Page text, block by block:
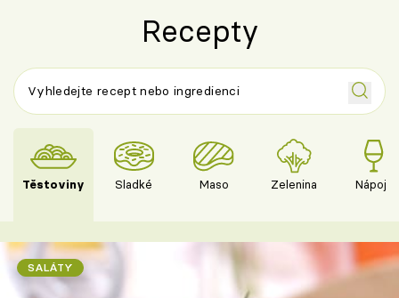
Recepty
Těstoviny Sladké Maso Zelenina Nápoje
SALÁTY